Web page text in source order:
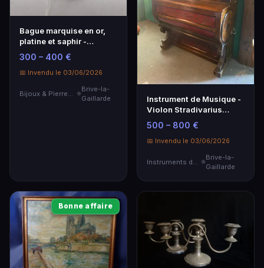
Bague marquise en or,
platine et saphir -
Élégance intemporelle
300 – 400 €
📅 Invendu le 03/06/2026
Bijoux & Pierres Précieuses
Brive-la-
Gaillarde
Instrument de Musique -
Violon Stradivarius
Réplique - Qualité
Artisanale
500 – 800 €
📅 Invendu le 03/06/2026
Brive-la-
Gaillarde
Bonne affaire